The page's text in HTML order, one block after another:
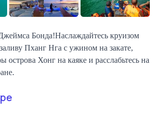
Бонда!Наслаждайтесь круизом
Пханг Нга с ужином на закате,
острова Хонг на каяке и расслабьтесь на